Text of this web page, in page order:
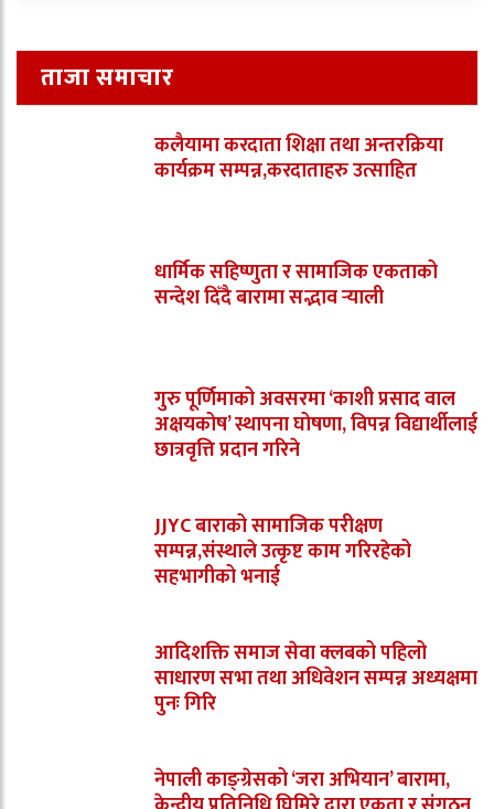
ताजा समाचार
कलैयामा करदाता शिक्षा तथा अन्तरक्रिया
कार्यक्रम सम्पन्न,करदाताहरु उत्साहित
धार्मिक सहिष्णुता र सामाजिक एकताको
सन्देश दिँदै बारामा सद्भाव र्‍याली
गुरु पूर्णिमाको अवसरमा ‘काशी प्रसाद वाल
अक्षयकोष’ स्थापना घोषणा, विपन्न विद्यार्थीलाई
छात्रवृत्ति प्रदान गरिने
JJYC बाराको सामाजिक परीक्षण
सम्पन्न,संस्थाले उत्कृष्ट काम गरिरहेको
सहभागीको भनाई
आदिशक्ति समाज सेवा क्लबको पहिलो
साधारण सभा तथा अधिवेशन सम्पन्न अध्यक्षमा
पुनः गिरि
नेपाली काङ्ग्रेसको ‘जरा अभियान’ बारामा,